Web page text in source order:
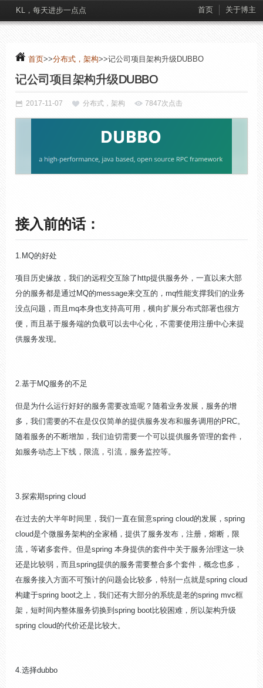
KL，每天进步一点点 首页 关于博主
首页>>分布式，架构>>记公司项目架构升级DUBBO
记公司项目架构升级DUBBO
2017-11-07 分布式，架构 7847次点击
接入前的话：
1.MQ的好处
项目历史缘故，我们的远程交互除了 http提供服务外，一直以来大部
分的服务都是通过 MQ的message来交互的， mq性能支撑我们的业务
没点问题，而且 mq本身也支持高可用，横向扩展分布式部署也很方
便，而且基于服务端的负载可以去中心化，不需要使用注册中心来提
供服务发现。
2.基于MQ服务的不足
但是为什么运行好好的服务需要改造呢？随着业务发展，服务的增
多，我们需要的不在是仅仅简单的提供服务发布和服务调用的 PRC。
随着服务的不断增加，我们迫切需要一个可以提供服务管理的套件，
如服务动态上下线，限流，引流，服务监控等。
3.探索期spring cloud
在过去的大半年时间里，我们一直在留意spring cloud的发展， spring
cloud是个微服务架构的全家桶，提供了服务发布，注册，熔断，限
流，等诸多套件。但是spring 本身提供的套件中关于服务治理这一块
还是比较弱，而且 spring提供的服务需要整合多个套件，概念也多，
在服务接入方面不可预计的问题会比较多，特别一点就是spring cloud
构建于spring boot之上，我们还有大部分的系统是老的spring mvc框
架，短时间内整体服务切换到 spring boot比较困难，所以架构升级
spring cloud的代价还是比较大。
4.选择dubbo